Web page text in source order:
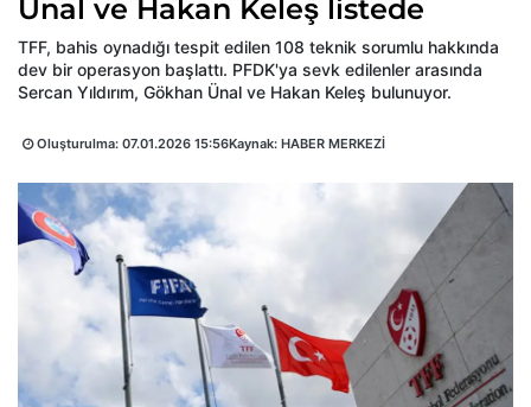
Ünal ve Hakan Keleş listede
TFF, bahis oynadığı tespit edilen 108 teknik sorumlu hakkında
dev bir operasyon başlattı. PFDK'ya sevk edilenler arasında
Sercan Yıldırım, Gökhan Ünal ve Hakan Keleş bulunuyor.
Oluşturulma: 07.01.2026 15:56Kaynak: HABER MERKEZİ